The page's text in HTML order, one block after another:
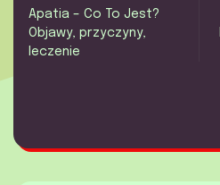
Apatia – Co To Jest?
Objawy, przyczyny,
leczenie